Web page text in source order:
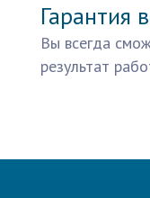
Гарантия
Вы всегда
результат